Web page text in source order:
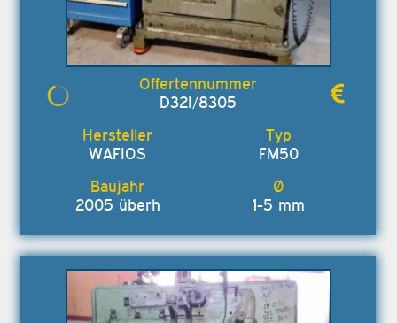
D32I/8305
WAFIOS FM50
2005 überh 1-5 mm